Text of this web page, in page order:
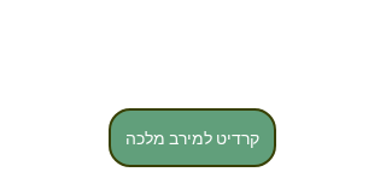
קרדיט למירב מלכה